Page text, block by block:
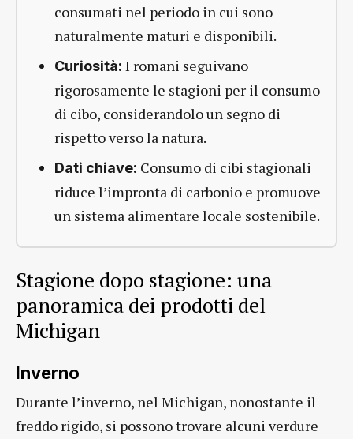
consumati nel periodo in cui sono
naturalmente maturi e disponibili.
Curiosità: I romani seguivano
rigorosamente le stagioni per il consumo
di cibo, considerandolo un segno di
rispetto verso la natura.
Dati chiave: Consumo di cibi stagionali
riduce l’impronta di carbonio e promuove
un sistema alimentare locale sostenibile.
Stagione dopo stagione: una
panoramica dei prodotti del
Michigan
Inverno
Durante l’inverno, nel Michigan, nonostante il
freddo rigido, si possono trovare alcuni verdure